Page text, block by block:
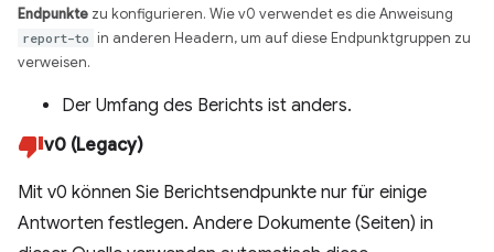
Endpunkte zu konfigurieren. Wie v0 verwendet es die Anweisung
report-to in anderen Headern, um auf diese Endpunktgruppen zu
verweisen.
Der Umfang des Berichts ist anders.
v0 (Legacy)
Mit v0 können Sie Berichtsendpunkte nur für einige
Antworten festlegen. Andere Dokumente (Seiten) in